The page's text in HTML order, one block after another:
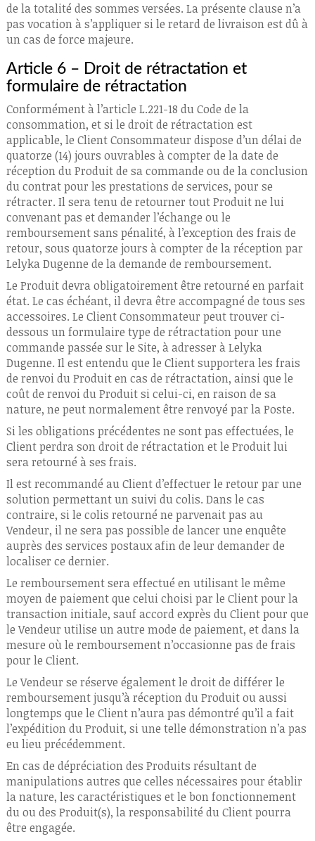
de la totalité des sommes versées. La présente clause n’a
pas vocation à s’appliquer si le retard de livraison est dû à
un cas de force majeure.
Article 6 – Droit de rétractation et
formulaire de rétractation
Conformément à l’article L.221-18 du Code de la
consommation, et si le droit de rétractation est
applicable, le Client Consommateur dispose d’un délai de
quatorze (14) jours ouvrables à compter de la date de
réception du Produit de sa commande ou de la conclusion
du contrat pour les prestations de services, pour se
rétracter. Il sera tenu de retourner tout Produit ne lui
convenant pas et demander l’échange ou le
remboursement sans pénalité, à l’exception des frais de
retour, sous quatorze jours à compter de la réception par
Lelyka Dugenne de la demande de remboursement.
Le Produit devra obligatoirement être retourné en parfait
état. Le cas échéant, il devra être accompagné de tous ses
accessoires. Le Client Consommateur peut trouver ci-
dessous un formulaire type de rétractation pour une
commande passée sur le Site, à adresser à Lelyka
Dugenne. Il est entendu que le Client supportera les frais
de renvoi du Produit en cas de rétractation, ainsi que le
coût de renvoi du Produit si celui-ci, en raison de sa
nature, ne peut normalement être renvoyé par la Poste.
Si les obligations précédentes ne sont pas effectuées, le
Client perdra son droit de rétractation et le Produit lui
sera retourné à ses frais.
Il est recommandé au Client d’effectuer le retour par une
solution permettant un suivi du colis. Dans le cas
contraire, si le colis retourné ne parvenait pas au
Vendeur, il ne sera pas possible de lancer une enquête
auprès des services postaux afin de leur demander de
localiser ce dernier.
Le remboursement sera effectué en utilisant le même
moyen de paiement que celui choisi par le Client pour la
transaction initiale, sauf accord exprès du Client pour que
le Vendeur utilise un autre mode de paiement, et dans la
mesure où le remboursement n’occasionne pas de frais
pour le Client.
Le Vendeur se réserve également le droit de différer le
remboursement jusqu’à réception du Produit ou aussi
longtemps que le Client n’aura pas démontré qu’il a fait
l’expédition du Produit, si une telle démonstration n’a pas
eu lieu précédemment.
En cas de dépréciation des Produits résultant de
manipulations autres que celles nécessaires pour établir
la nature, les caractéristiques et le bon fonctionnement
du ou des Produit(s), la responsabilité du Client pourra
être engagée.